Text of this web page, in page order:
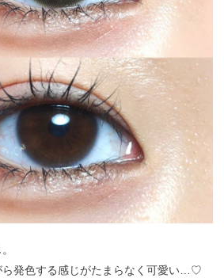
ら発色する感じがたまらなく可愛い…♡